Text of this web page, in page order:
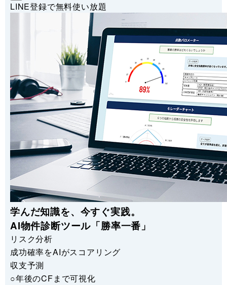
LINE登録で無料使い放題
学んだ知識を、今すぐ実践。
AI物件診断ツール「勝率一番」
リスク分析
成功確率をAIがスコアリング
収支予測
○年後のCFまで可視化